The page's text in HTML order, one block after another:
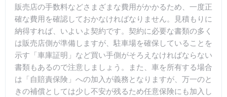
販売店の手数料などさまざまな費用がかかるため、一度正
確な費用を確認しておかなければなりません。見積もりに
納得すれば、いよいよ契約です。契約に必要な書類の多く
は販売店側が準備しますが、駐車場を確保していることを
示す「車庫証明」など買い手側がそろえなければならない
書類もあるので注意しましょう。また、車を所有する場合
は「自賠責保険」への加入が義務となりますが、万一のと
きの補償としては少し不安が残るため任意保険にも加入し